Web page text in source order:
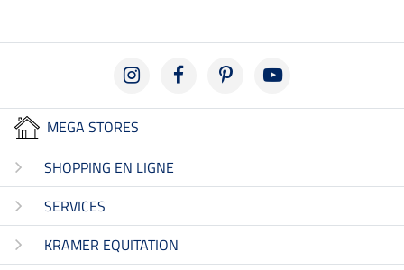
MEGA STORES
SHOPPING EN LIGNE
SERVICES
KRAMER EQUITATION